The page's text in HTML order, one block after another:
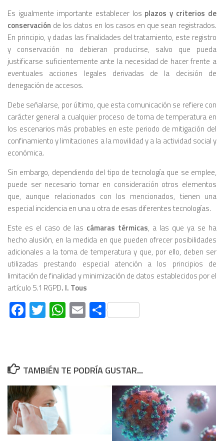
Es igualmente importante establecer los plazos y criterios de
conservación de los datos en los casos en que sean registrados.
En principio, y dadas las finalidades del tratamiento, este registro
y conservación no debieran producirse, salvo que pueda
justificarse suficientemente ante la necesidad de hacer frente a
eventuales acciones legales derivadas de la decisión de
denegación de accesos.
Debe señalarse, por último, que esta comunicación se refiere con
carácter general a cualquier proceso de toma de temperatura en
los escenarios más probables en este periodo de mitigación del
confinamiento y limitaciones a la movilidad y a la actividad social y
económica.
Sin embargo, dependiendo del tipo de tecnología que se emplee,
puede ser necesario tomar en consideración otros elementos
que, aunque relacionados con los mencionados, tienen una
especial incidencia en una u otra de esas diferentes tecnologías.
Este es el caso de las cámaras térmicas, a las que ya se ha
hecho alusión, en la medida en que pueden ofrecer posibilidades
adicionales a la toma de temperatura y que, por ello, deben ser
utilizadas prestando especial atención a los principios de
limitación de finalidad y minimización de datos establecidos por el
artículo 5.1 RGPD. I. Tous
Facebook
Twitter
WhatsApp
EmailCompartir
TAMBIÉN TE PODRÍA GUSTAR...